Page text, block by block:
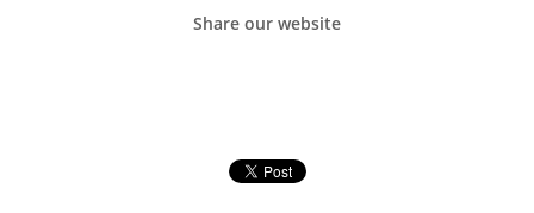
Share our website